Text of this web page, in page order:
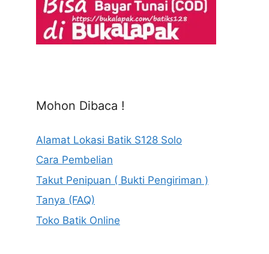
Mohon Dibaca !
Alamat Lokasi Batik S128 Solo
Cara Pembelian
Takut Penipuan ( Bukti Pengiriman )
Tanya (FAQ)
Toko Batik Online